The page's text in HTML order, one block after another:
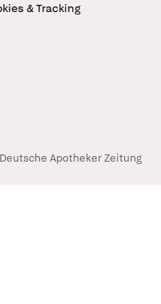
& Tracking
Apotheker Zeitung